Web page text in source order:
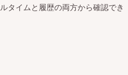
タイムと履歴の両方から確認でき